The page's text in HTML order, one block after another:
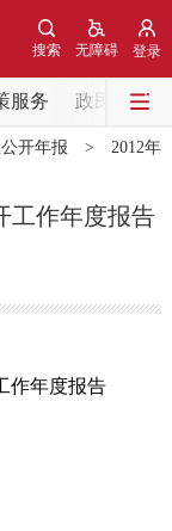
登录
无障碍
搜索
服务 政民互动
中央部委动态
部门动态
开年报 > 2012年
工作年度报告
作年度报告